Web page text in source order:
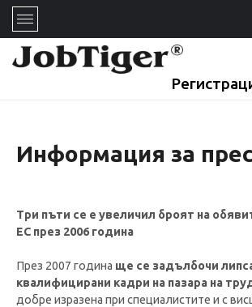
Информация за
Три пъти се е увеличил броят на
ЕС през 2006 година
През 2007 година ще се задълбочи
квалифицирани кадри на пазара на
добре изразена при специалистите и с